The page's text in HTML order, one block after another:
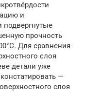
и
прочность
Для сравнения-
слоя
детали уже
—
слоя